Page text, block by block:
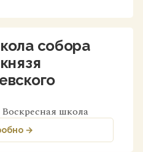
собора
школа
→